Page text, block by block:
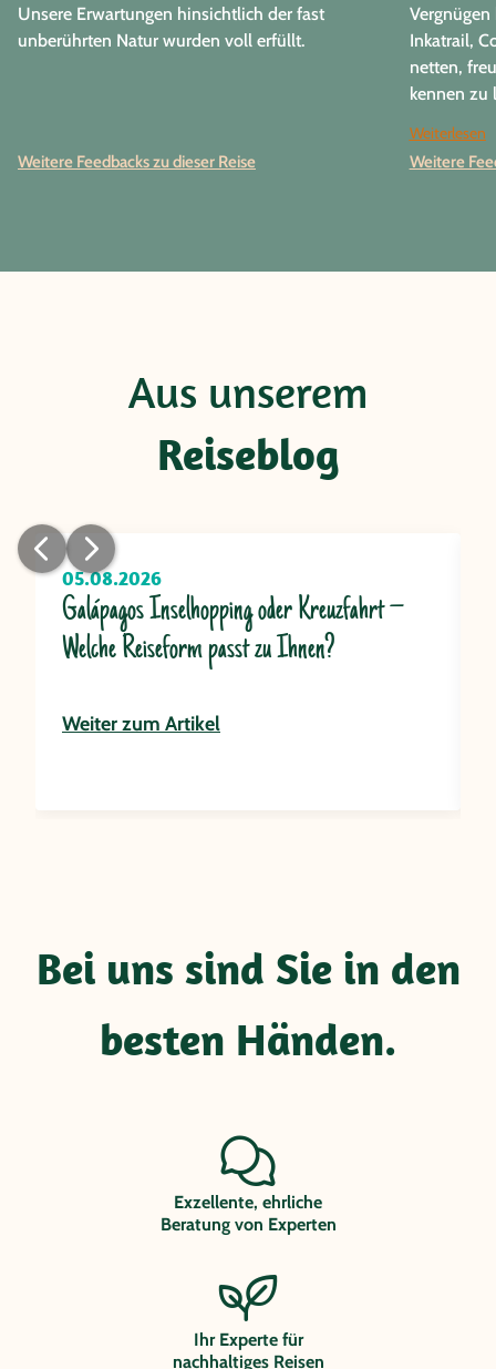
Unsere Erwartungen hinsichtlich der fast
unberührten Natur wurden voll erfüllt.
Weitere Feedbacks zu dieser Reise
Inkatrail,
netten,
kennen zu
Nathaly
Giancarlo
Weiterlesen
Weitere
Aus unserem
Reiseblog
05.08.2026
Galápagos Inselhopping oder Kreuzfahrt –
Welche Reiseform passt zu Ihnen?
Weiter zum Artikel
Bei uns sind Sie in den
besten Händen.
Exzellente, ehrliche
Beratung von Experten
Ihr Experte für
nachhaltiges Reisen